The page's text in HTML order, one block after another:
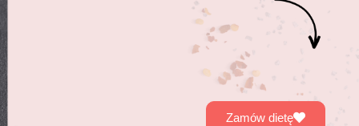
Zamów dietę